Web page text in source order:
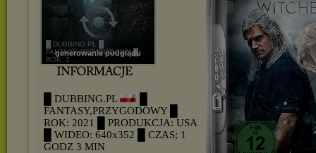
generowanie podglądu
█ DUBBING.PL █
FANTASY,PRZYGODOWY █
ROK: 2 ...
█ DUBBING.PL
FANTASY,PRZYGODOWY
ROK: 2021
█ PRODUKCJA: USA
█ WIDEO: 640x352
█ CZAS; 1
GODZ 3 MIN